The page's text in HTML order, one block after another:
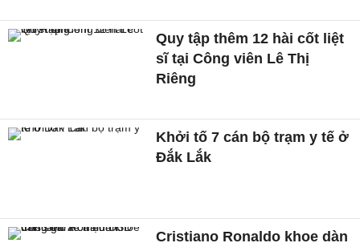
Quy tập thêm 12 hài cốt liệt
sĩ tại Công viên Lê Thị
Riêng
Khởi tố 7 cán bộ trạm y tế ở
Đắk Lắk
Cristiano Ronaldo khoe dàn